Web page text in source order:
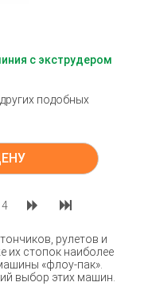
с экструдером
подобных
4
рулетов и
их стопок наиболее
«флоу-пак».
выбор этих машин.